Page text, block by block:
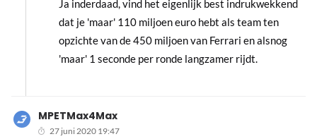
Ja inderdaad, vind het eigenlijk best indrukwekkend
dat je 'maar' 110 miljoen euro hebt als team ten
opzichte van de 450 miljoen van Ferrari en alsnog
'maar' 1 seconde per ronde langzamer rijdt.
MPETMax4Max
27 juni 2020 19:47